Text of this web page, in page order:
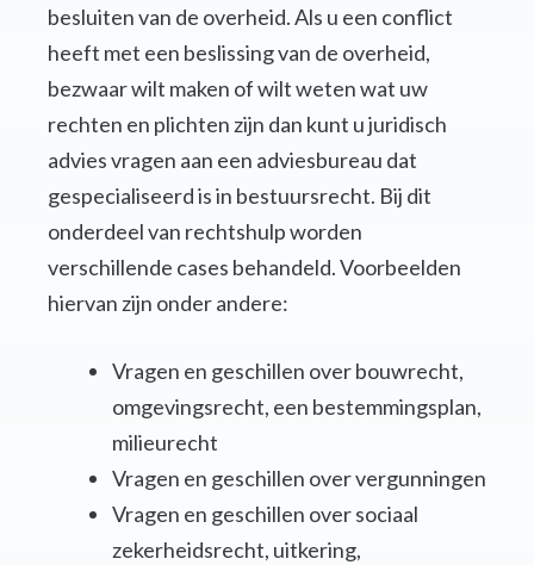
besluiten van de overheid. Als u een conflict
heeft met een beslissing van de overheid,
bezwaar wilt maken of wilt weten wat uw
rechten en plichten zijn dan kunt u juridisch
advies vragen aan een adviesbureau dat
gespecialiseerd is in bestuursrecht. Bij dit
onderdeel van rechtshulp worden
verschillende cases behandeld. Voorbeelden
hiervan zijn onder andere:
Vragen en geschillen over bouwrecht,
omgevingsrecht, een bestemmingsplan,
milieurecht
Vragen en geschillen over vergunningen
Vragen en geschillen over sociaal
zekerheidsrecht, uitkering,